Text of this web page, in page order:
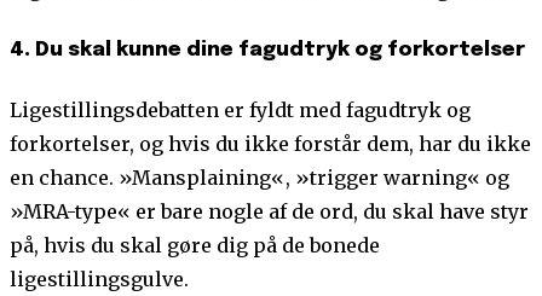
4. Du skal kunne dine fagudtryk og forkortelser
Ligestillingsdebatten er fyldt med fagudtryk og
forkortelser, og hvis du ikke forstår dem, har du ikke
en chance. »Mansplaining«, »trigger warning« og
»MRA-type« er bare nogle af de ord, du skal have styr
på, hvis du skal gøre dig på de bonede
ligestillingsgulve.